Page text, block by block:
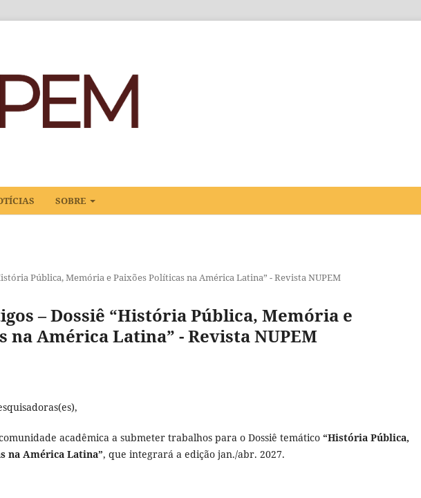
SOBRE
Pública, Memória e Paixões Políticas na América Latina” - Revista NUPEM
– Dossiê “História Pública, Memória e
na América Latina” - Revista NUPEM
acadêmica a submeter trabalhos para o Dossiê temático “História Pública,
na América Latina”, que integrará a edição jan./abr. 2027.